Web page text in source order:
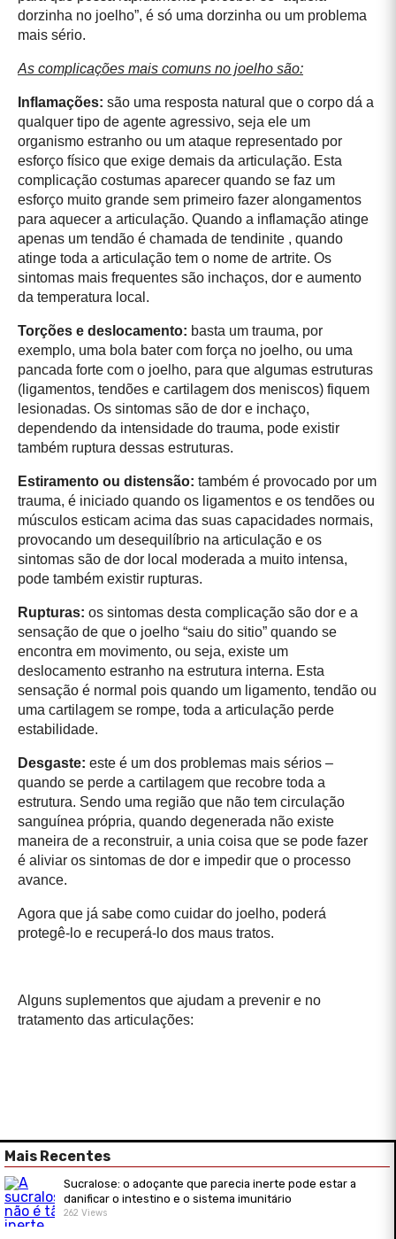
dorzinha no joelho”, é só uma dorzinha ou um problema
mais sério.
As complicações mais comuns no joelho são:
Inflamações: são uma resposta natural que o corpo dá a
qualquer tipo de agente agressivo, seja ele um
organismo estranho ou um ataque representado por
esforço físico que exige demais da articulação. Esta
complicação costumas aparecer quando se faz um
esforço muito grande sem primeiro fazer alongamentos
para aquecer a articulação. Quando a inflamação atinge
apenas um tendão é chamada de tendinite , quando
atinge toda a articulação tem o nome de artrite. Os
sintomas mais frequentes são inchaços, dor e aumento
da temperatura local.
Torções e deslocamento: basta um trauma, por
exemplo, uma bola bater com força no joelho, ou uma
pancada forte com o joelho, para que algumas estruturas
(ligamentos, tendões e cartilagem dos meniscos) fiquem
lesionadas. Os sintomas são de dor e inchaço,
dependendo da intensidade do trauma, pode existir
também ruptura dessas estruturas.
Estiramento ou distensão: também é provocado por um
trauma, é iniciado quando os ligamentos e os tendões ou
músculos esticam acima das suas capacidades normais,
provocando um desequilíbrio na articulação e os
sintomas são de dor local moderada a muito intensa,
pode também existir rupturas.
Rupturas: os sintomas desta complicação são dor e a
sensação de que o joelho “saiu do sitio” quando se
encontra em movimento, ou seja, existe um
deslocamento estranho na estrutura interna. Esta
sensação é normal pois quando um ligamento, tendão ou
uma cartilagem se rompe, toda a articulação perde
estabilidade.
Desgaste: este é um dos problemas mais sérios –
quando se perde a cartilagem que recobre toda a
estrutura. Sendo uma região que não tem circulação
sanguínea própria, quando degenerada não existe
maneira de a reconstruir, a unia coisa que se pode fazer
é aliviar os sintomas de dor e impedir que o processo
avance.
Agora que já sabe como cuidar do joelho, poderá
protegê-lo e recuperá-lo dos maus tratos.
Alguns suplementos que ajudam a prevenir e no
tratamento das articulações:
Mais Recentes
Sucralose: o adoçante que parecia inerte pode estar a
danificar o intestino e o sistema imunitário
262 Views